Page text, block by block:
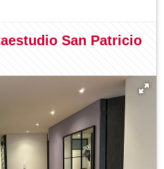
San Patricio